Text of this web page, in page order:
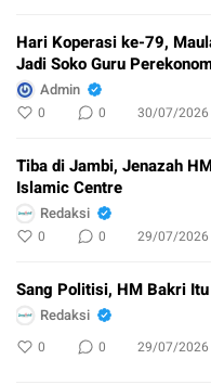
Hari Koperasi ke-79,
Jadi Soko Guru
Admin
0 0 30/07/2026
Tiba di Jambi, Jenazah
Islamic Centre
Redaksi
0 0 29/07/2026
Sang Politisi, HM Bakri
Redaksi
0 0 29/07/2026